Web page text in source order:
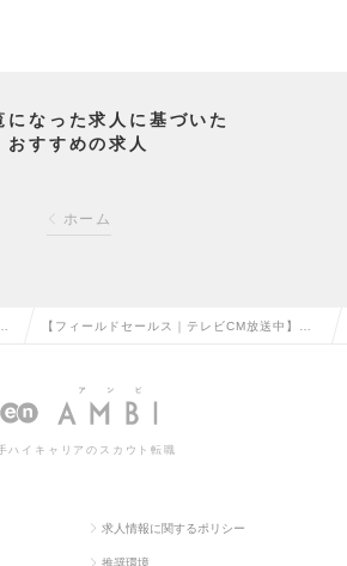
になった求人に基づいた
おすすめの求人
ホーム
【フィールドセールス｜テレビCM放送中】世
（東京勤務）の求人情報
ハイキャリアのスカウト転職
求人情報に関するポリシー
推奨環境